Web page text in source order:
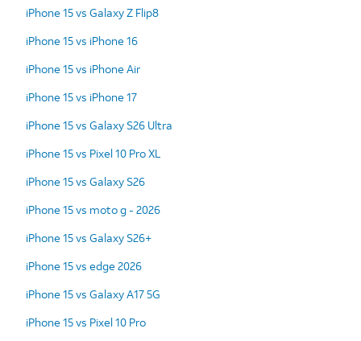
iPhone 15 vs Galaxy Z Flip8
iPhone 15 vs iPhone 16
iPhone 15 vs iPhone Air
iPhone 15 vs iPhone 17
iPhone 15 vs Galaxy S26 Ultra
iPhone 15 vs Pixel 10 Pro XL
iPhone 15 vs Galaxy S26
iPhone 15 vs moto g - 2026
iPhone 15 vs Galaxy S26+
iPhone 15 vs edge 2026
iPhone 15 vs Galaxy A17 5G
iPhone 15 vs Pixel 10 Pro